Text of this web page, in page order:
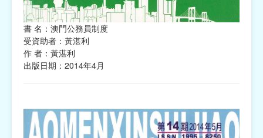
書 名：澳門公務員制度
受資助者：黃湛利
作 者：黃湛利
出版日期：2014年4月